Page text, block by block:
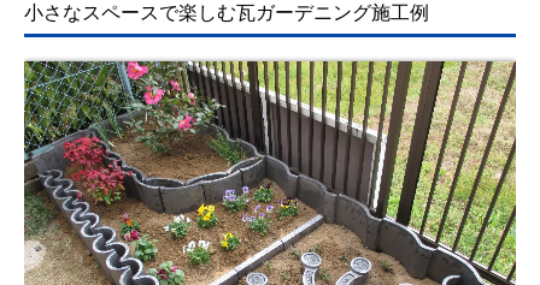
屋根工事保証書
価格表
工事現場から
よくある質問
まごひち瓦版
小さなスペースで楽しむ瓦ガーデニング施工例